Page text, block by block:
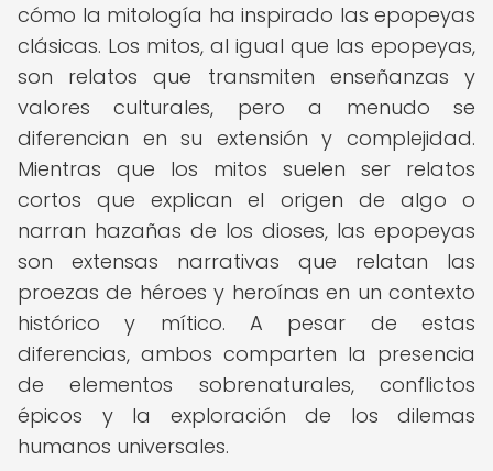
cómo la mitología ha inspirado las epopeyas
clásicas. Los mitos, al igual que las epopeyas,
son relatos que transmiten enseñanzas y
valores culturales, pero a menudo se
diferencian en su extensión y complejidad.
Mientras que los mitos suelen ser relatos
cortos que explican el origen de algo o
narran hazañas de los dioses, las epopeyas
son extensas narrativas que relatan las
proezas de héroes y heroínas en un contexto
histórico y mítico. A pesar de estas
diferencias, ambos comparten la presencia
de elementos sobrenaturales, conflictos
épicos y la exploración de los dilemas
humanos universales.